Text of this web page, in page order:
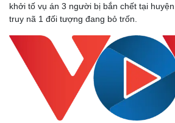
khởi tố vụ án 3 người bị bắn chết tại
truy nã 1 đối tượng đang bỏ trốn.